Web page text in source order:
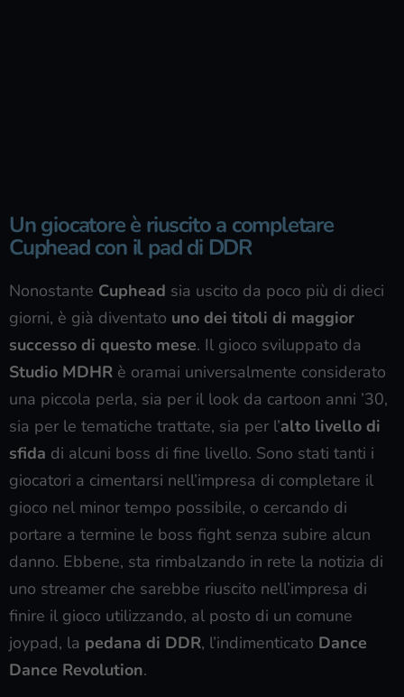
Un giocatore è riuscito a completare
Cuphead con il pad di DDR
Nonostante Cuphead sia uscito da poco più di dieci
giorni, è già diventato uno dei titoli di maggior
successo di questo mese. Il gioco sviluppato da
Studio MDHR è oramai universalmente considerato
una piccola perla, sia per il look da cartoon anni ’30,
sia per le tematiche trattate, sia per l’alto livello di
sfida di alcuni boss di fine livello. Sono stati tanti i
giocatori a cimentarsi nell’impresa di completare il
gioco nel minor tempo possibile, o cercando di
portare a termine le boss fight senza subire alcun
danno. Ebbene, sta rimbalzando in rete la notizia di
uno streamer che sarebbe riuscito nell’impresa di
finire il gioco utilizzando, al posto di un comune
joypad, la pedana di DDR, l’indimenticato Dance
Dance Revolution.